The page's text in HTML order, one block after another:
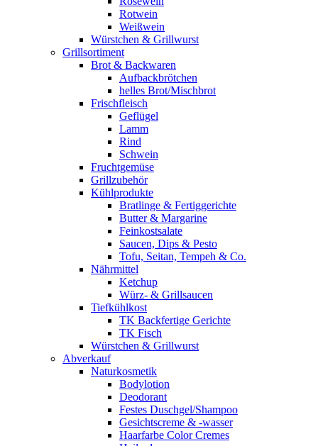
Rotwein
Weißwein
Würstchen & Grillwurst
Grillsortiment
Brot & Backwaren
Aufbackbrötchen
helles Brot/Mischbrot
Frischfleisch
Geflügel
Lamm
Rind
Schwein
Fruchtgemüse
Grillzubehör
Kühlprodukte
Bratlinge & Fertiggerichte
Butter & Margarine
Feinkostsalate
Saucen, Dips & Pesto
Tofu, Seitan, Tempeh & Co.
Nährmittel
Ketchup
Würz- & Grillsaucen
Tiefkühlkost
TK Backfertige Gerichte
TK Fisch
Würstchen & Grillwurst
Abverkauf
Naturkosmetik
Bodylotion
Deodorant
Festes Duschgel/Shampoo
Gesichtscreme & -wasser
Haarfarbe Color Cremes